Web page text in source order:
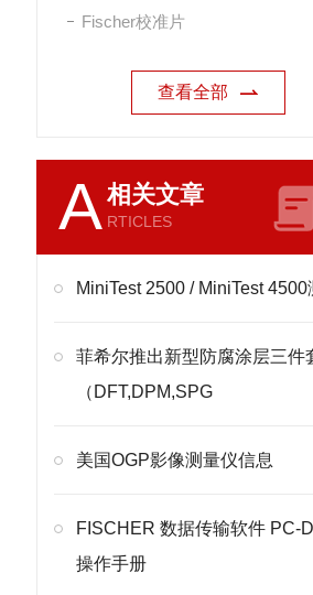
Fischer校准片
查看全部
A相关文章
RTICLES
MiniTest 2500 / MiniTest 4500
菲希尔推出新型防腐涂层三件
（DFT,DPM,SPG
美国OGP影像测量仪信息
FISCHER 数据传输软件 PC-
操作手册